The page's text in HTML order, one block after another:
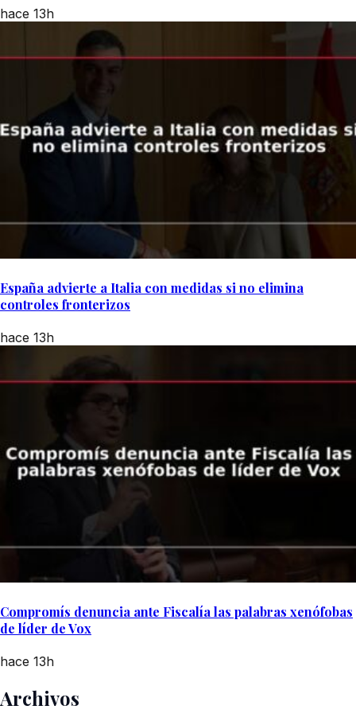
hace 13h
España advierte a Italia con medidas si no elimina
controles fronterizos
hace 13h
Compromís denuncia ante Fiscalía las palabras xenófobas
de líder de Vox
hace 13h
Archivos